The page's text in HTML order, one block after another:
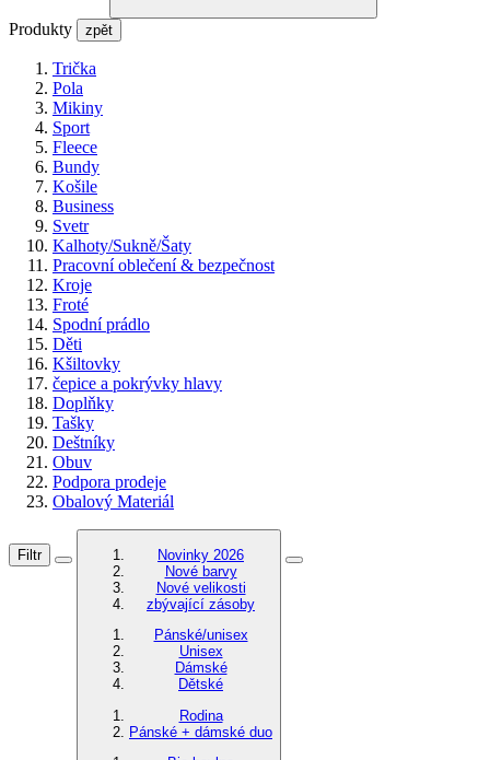
Produkty zpět
Trička
Pola
Mikiny
Sport
Fleece
Bundy
Košile
Business
Svetr
Kalhoty/Sukně/Šaty
Pracovní oblečení & bezpečnost
Kroje
Froté
Spodní prádlo
Děti
Kšiltovky
čepice a pokrývky hlavy
Doplňky
Tašky
Deštníky
Obuv
Podpora prodeje
Obalový Materiál
Filtr
Novinky 2026
Nové barvy
Nové velikosti
zbývající zásoby
Pánské/unisex
Unisex
Dámské
Dětské
Rodina
Pánské + dámské duo